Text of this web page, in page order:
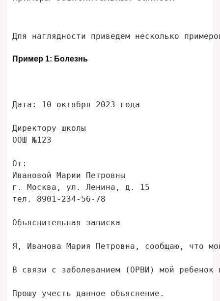
Для наглядности приведем несколько
Пример 1: Болезнь
Дата: 10 октября 2023 года
Директору школы
ООШ №123
От:
Ивановой Марии Петровны
г. Москва, ул. Ленина, д. 15
тел. 8901-234-56-78
Объяснительная записка
Я, Иванова Мария Петровна, сообщаю, что
В связи с заболеванием (ОРВИ) мой ребенок
Прошу учесть данное объяснение.